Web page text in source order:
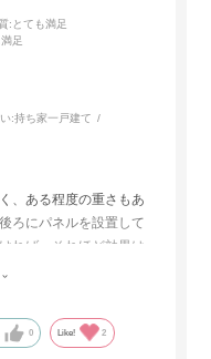
:とても満足
足
:持ち家一戸建て
、ある程度の重さもあ
ろにパネルを設置して
れば、それほど効果は
アノの上に厚手の毛布
0 Like! 2